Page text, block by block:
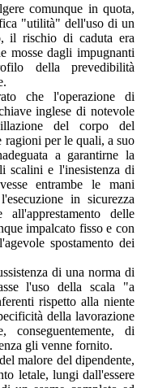
comunque in quota,
"utilità" dell'uso di un
il rischio di caduta era
mosse dagli impugnanti
della prevedibilità
che l'operazione di
inglese di notevole
del corpo del
ragioni per le quali, a suo
a garantirne la
scalini e l'inesistenza di
entrambe le mani
in sicurezza
all'apprestamento delle
impalcato fisso e con
spostamento dei
di una norma di
l'uso della scala "a
rispetto alla niente
della lavorazione
di
gli venne fornito.
malore del dipendente,
letale, lungi dall'essere